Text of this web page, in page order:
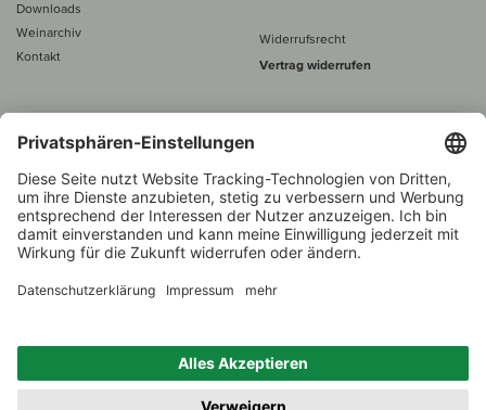
Downloads
Weinarchiv
Kontakt
Widerrufsrecht
Vertrag widerrufen
Alle Preise inkl. MwSt., zzgl. 5 €
60 € versand­kosten­
Beratung unter
1.000 Winzer –
Weinhändler
des Jahres 2022
Zurück